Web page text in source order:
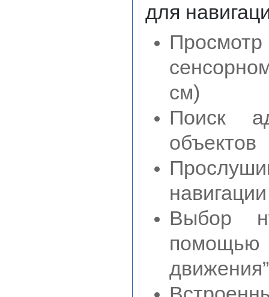
для
см)
Поиск
объектов
Выбор